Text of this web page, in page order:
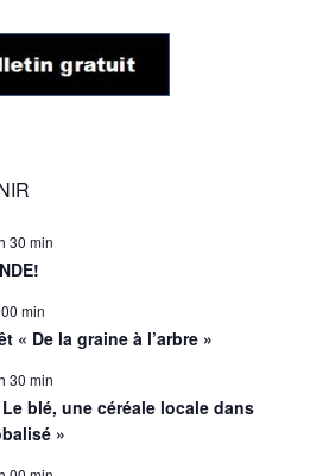
30 min
min
« De la graine à l’arbre »
30 min
blé, une céréale locale dans
»